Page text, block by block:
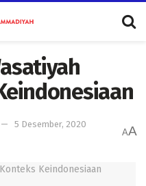
5 Desember, 2020
AA